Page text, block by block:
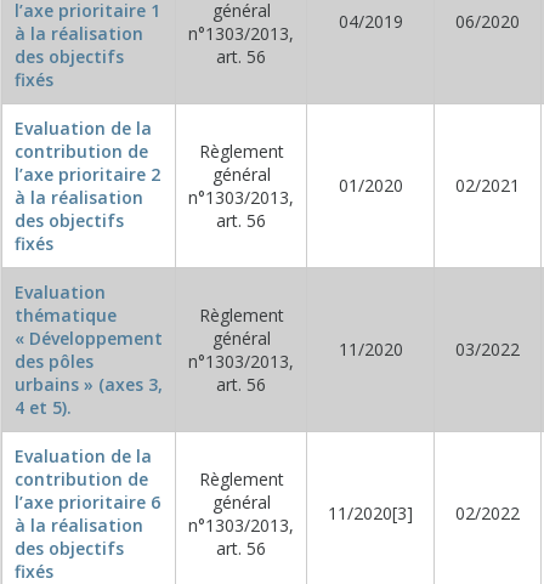
l’axe prioritaire 1
à la réalisation
des objectifs
fixés
général
n°1303/2013,
art. 56
04/2019 06/2020
Evaluation de la
contribution de
l’axe prioritaire 2
à la réalisation
des objectifs
fixés
Règlement
général
n°1303/2013,
art. 56
01/2020 02/2021
Evaluation
thématique
« Développement
des pôles
urbains » (axes 3,
4 et 5).
Règlement
général
n°1303/2013,
art. 56
11/2020 03/2022
Evaluation de la
contribution de
l’axe prioritaire 6
à la réalisation
des objectifs
fixés
Règlement
général
n°1303/2013,
art. 56
11/2020[3] 02/2022